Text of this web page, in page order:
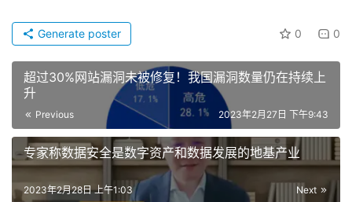
0 0
Generate poster
超过30%网站漏洞未被修复！我国漏洞数量仍在持续上
升
Previous 2023年2月27日 下午9:43
专家称数据安全是数字资产和数据发展的地基产业
Next
2023年2月28日 上午1:03